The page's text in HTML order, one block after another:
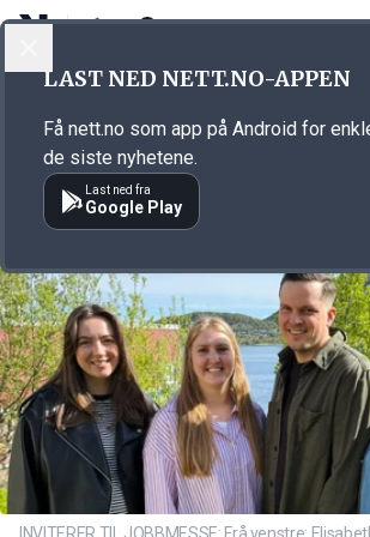
Annonsørinnhold
INVITERER TIL JOBBMESSE: Frå venstre:
LAST NED NETT.NO-APPEN
Få nett.no som app på Android for
de siste nyhetene.
Last ned fra
Google Play